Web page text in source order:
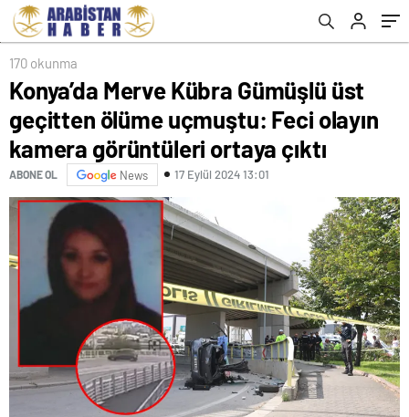
görüntüleri ortaya çıktı
170 okunma
Konya’da Merve Kübra Gümüşlü üst
geçitten ölüme uçmuştu: Feci olayın
kamera görüntüleri ortaya çıktı
ABONE OL News 17 Eylül 2024 13:01